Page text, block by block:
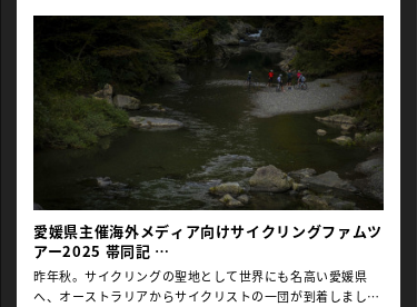
巻末にはツアーガイドの問い合わせ先も掲載されています。
ゆっくり時間をかけ自転車のみで移動するもよし、サポート
カーの手配も選択肢のひとつです。大阪、広島、大分からの
船輪行情報も便利なガイドブックを、ぜひご参考にされてく
ださい。 ＊ガイドブックのサイクリングルートはHidden
Japan Travel社の協 […]
1500m超えの山並みを隅々まで巡る道に、豪州のサイクリス
トたちから感嘆の声が上がり続けた7日間。フォトグラファ
ーでありサイクリストの下城英悟氏による、サイクリングモ
ニターツアー2025の最終回をお届けします。 Text & Photos
by Eigo Shimojo 01、02の記事はこちらよりご覧ください
愛媛県主催海外メディア向けサイクリングファムツアー
2025#1日目～2日目#3日目～4日目 目次 ＜DAY 5＞ 宇和
海〜八幡浜市〜佐田岬＜DAY 6＞ 大洲市〜伊予灘〜砥部
町、松山市 ＜DAY 5＞ 宇和海〜八幡浜〜佐田岬 昨晩は久し
ぶりの街の夜を楽しんだ。宇和島市内の居酒屋にて、地酒と
豊後水道の魚介に舌鼓を打った。宿泊は歴史ある旅籠の木造
建築をモダンに甦らせ話題を呼ぶ、木屋旅館へ。一夜明け、
宿の暖簾をくぐり出てくる彼らは、アフターライドの”和”な
しつらえに、ご満悦の表情だ。本日も晴天なり。風なく穏や
かで、格好のサイクリング日和だ。宇和島を発ち、昨日に続
愛媛県主催海外メディア向けサイクリングファムツ
アー2025 帯同記
#02
昨年秋。サイクリングの聖地として世界にも名高い愛媛県
へ、オーストラリアからサイクリストの一団が到着しまし